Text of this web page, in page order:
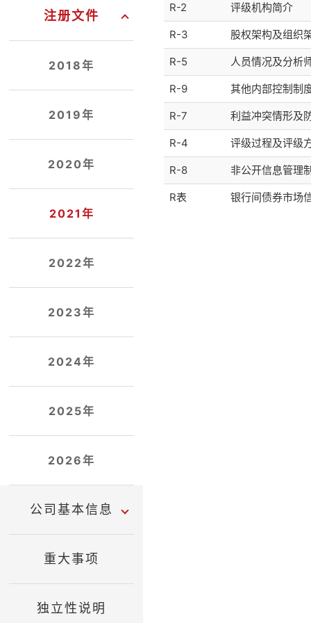
注册文件
2018年
2019年
2020年
2021年
2022年
2023年
2024年
2025年
2026年
公司基本信息
重大事项
独立性说明
R-2 评级机构简介
R-3 股权架构及组织
R-5 人员情况及分析
R-9 其他内部控制制
R-7 利益冲突情形及
R-4 评级过程及评级
R-8 非公开信息管理
R表 银行间债券市场